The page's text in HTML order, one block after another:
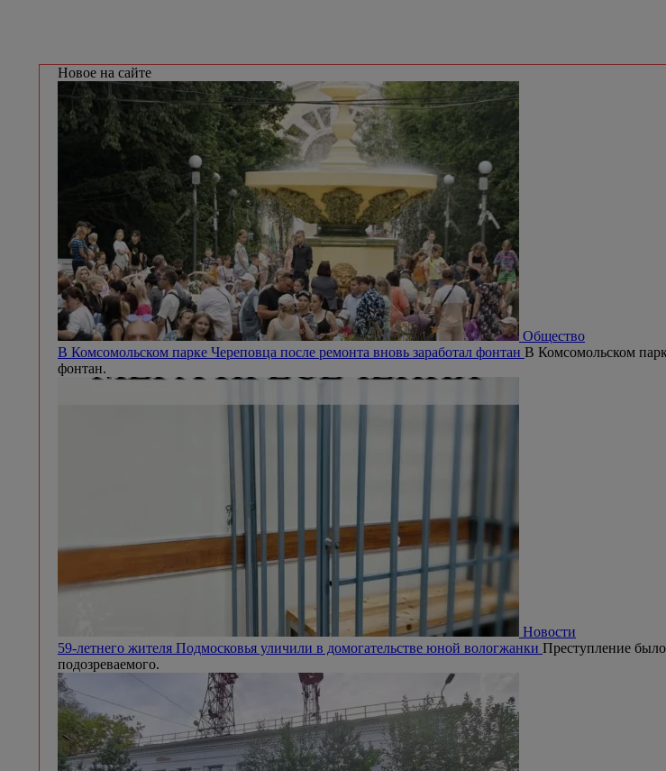
Новое на сайте
Общество
В Комсомольском парке Череповца после ремонта вновь заработал фонтан В Комсомольском
фонтан.
Новости
59-летнего жителя Подмосковья уличили в домогательстве юной вологжанки Преступление было
подозреваемого.